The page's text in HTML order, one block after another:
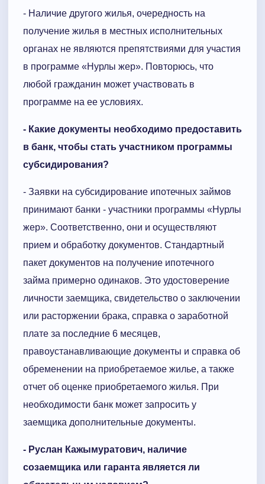
- Наличие другого жилья, очередность на
получение жилья в местных исполнительных
органах не являются препятствиями для участия
в программе «Нурлы жер». Повторюсь, что
любой гражданин может участвовать в
программе на ее условиях.
- Какие документы необходимо предоставить
в банк, чтобы стать участником программы
субсидирования?
- Заявки на субсидирование ипотечных займов
принимают банки - участники программы «Нурлы
жер». Соответственно, они и осуществляют
прием и обработку документов. Стандартный
пакет документов на получение ипотечного
займа примерно одинаков. Это удостоверение
личности заемщика, свидетельство о заключении
или расторжении брака, справка о заработной
плате за последние 6 месяцев,
правоустанавливающие документы и справка об
обременении на приобретаемое жилье, а также
отчет об оценке приобретаемого жилья. При
необходимости банк может запросить у
заемщика дополнительные документы.
- Руслан Кажымуратович, наличие
созаемщика или гаранта является ли